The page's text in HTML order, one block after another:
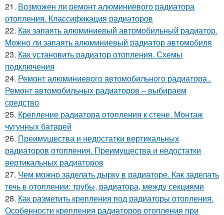
21. Возможен ли ремонт алюминиевого радиатора
отопления. Классификация радиаторов
22. Как запаять алюминиевый автомобильный радиатор.
Можно ли запаять алюминиевый радиатор автомобиля
23. Как установить радиатор отопления. Схемы
подключения
24. Ремонт алюминиевого автомобильного радиатора..
Ремонт автомобильных радиаторов – выбираем
средство
25. Крепление радиатора отопления к стене. Монтаж
чугунных батарей
26. Преимущества и недостатки вертикальных
радиаторов отопления. Преимущества и недостатки
вертикальных радиаторов
27. Чем можно заделать дырку в радиаторе. Как заделать
течь в отоплении: трубы, радиатора, между секциями
28. Как разметить крепления под радиаторы отопления.
Особенности крепления радиаторов отопления при